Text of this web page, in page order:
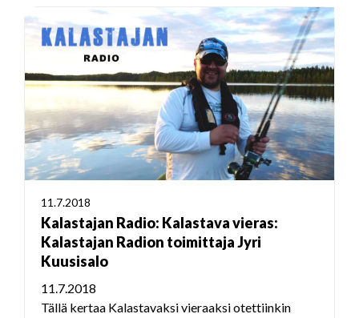
11.7.2018
Kalastajan Radio: Kalastava vieras:
Kalastajan Radion toimittaja Jyri
Kuusisalo
11.7.2018
Tällä kertaa Kalastavaksi vieraaksi otettiinkin